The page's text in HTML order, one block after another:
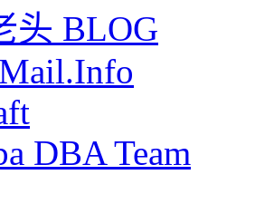
头 BLOG
DBA Team